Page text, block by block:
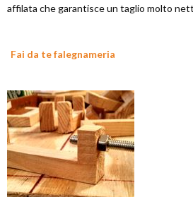
affilata che garantisce un taglio molto
Fai da te falegnameria